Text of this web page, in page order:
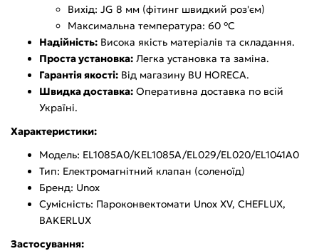
Вихід: JG 8 мм (фітинг швидкий роз'єм)
Максимальна температура: 60 °C
Надійність: Висока якість матеріалів та складання.
Проста установка: Легка установка та заміна.
Гарантія якості: Від магазину BU HORECA.
Швидка доставка: Оперативна доставка по всій
Україні.
Характеристики:
Модель: ЕL1085А0/КЕL1085А/ЕL029/ЕL020/ЕL1041А0
Тип: Електромагнітний клапан (соленоїд)
Бренд: Unox
Сумісність: Пароконвектомати Unox XV, CHEFLUX,
BAKERLUX
Застосування: